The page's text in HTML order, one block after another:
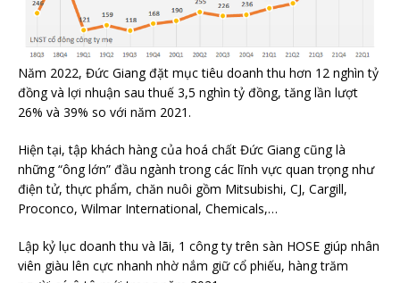
Năm 2022, Đức Giang đặt mục tiêu doanh thu hơn 12 nghìn tỷ
đồng và lợi nhuận sau thuế 3,5 nghìn tỷ đồng, tăng lần lượt
26% và 39% so với năm 2021.
Hiện tại, tập khách hàng của hoá chất Đức Giang cũng là
những “ông lớn” đầu ngành trong các lĩnh vực quan trọng như
điện tử, thực phẩm, chăn nuôi gồm Mitsubishi, CJ, Cargill,
Proconco, Wilmar International, Chemicals,…
Lập kỷ lục doanh thu và lãi, 1 công ty trên sàn HOSE giúp nhân
viên giàu lên cực nhanh nhờ nắm giữ cổ phiếu, hàng trăm